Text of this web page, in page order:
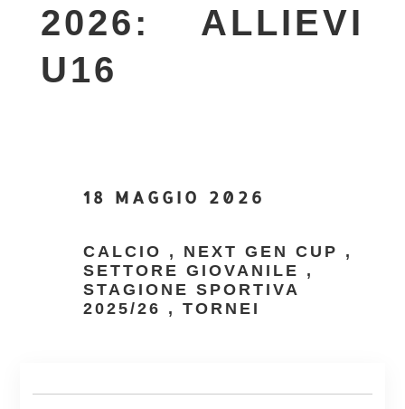
2026: ALLIEVI
U16
18 MAGGIO 2026
CALCIO , NEXT GEN CUP ,
SETTORE GIOVANILE ,
STAGIONE SPORTIVA
2025/26 , TORNEI